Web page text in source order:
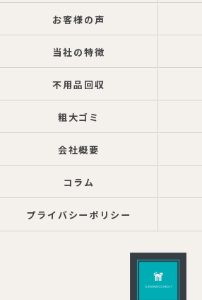
お客様の声
当社の特徴
不用品回収
粗大ゴミ
会社概要
コラム
プライバシーポリシー